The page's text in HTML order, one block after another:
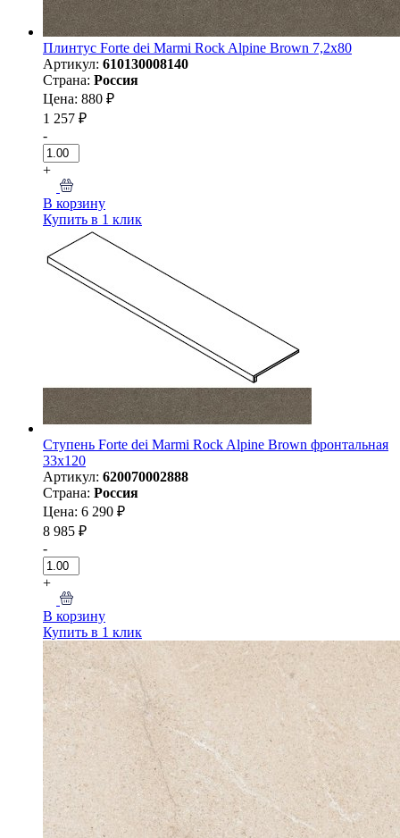
Плинтус Forte dei Marmi Rock Alpine Brown 7,2x80
Артикул: 610130008140
Страна: Россия
Цена: 880 ₽
1 257 ₽
-
+
В корзину
Купить в 1 клик
Ступень Forte dei Marmi Rock Alpine Brown фронтальная
33x120
Артикул: 620070002888
Страна: Россия
Цена: 6 290 ₽
8 985 ₽
-
+
В корзину
Купить в 1 клик